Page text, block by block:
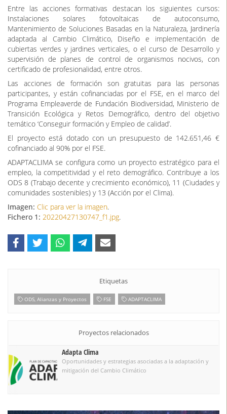
Entre las acciones formativas destacan los siguientes cursos:
Instalaciones solares fotovoltaicas de autoconsumo,
Mantenimiento de Soluciones Basadas en la Naturaleza, Jardinería
adaptada al Cambio Climático, Diseño e implementación de
cubiertas verdes y jardines verticales, o el curso de Desarrollo y
supervisión de planes de control de organismos nocivos, con
certificado de profesionalidad, entre otros.
Las acciones de formación son gratuitas para las personas
participantes, y están cofinanciadas por el FSE, en el marco del
Programa Empleaverde de Fundación Biodiversidad, Ministerio de
Transición Ecológica y Retos Demográfico, dentro del objetivo
temático ‘Conseguir formación y Empleo de calidad’.
El proyecto está dotado con un presupuesto de 142.651,46 €
cofinanciado al 90% por el FSE.
ADAPTACLIMA se configura como un proyecto estratégico para el
empleo, la competitividad y el reto demográfico. Contribuye a los
ODS 8 (Trabajo decente y crecimiento económico), 11 (Ciudades y
comunidades sostenibles) y 13 (Acción por el Clima).
Imagen: Clic para ver la imagen.
Fichero 1: 20220427130747_f1.jpg.
Etiquetas
ODS, Alianzas y Proyectos FSE ADAPTACLIMA
Proyectos relacionados
Adapta Clima
Oportunidades y estrategias asociadas a la adaptación y
mitigación del Cambio Climático